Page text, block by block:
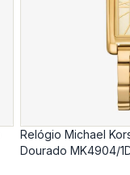
Relógio Michael
Dourado MK4904/